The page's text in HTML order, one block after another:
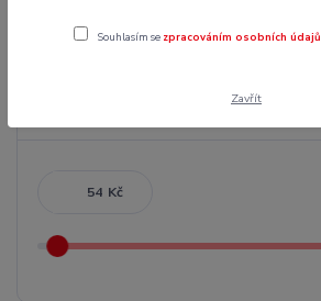
Kč
Souhlasím se zpracováním osobních údajů
Zavřít